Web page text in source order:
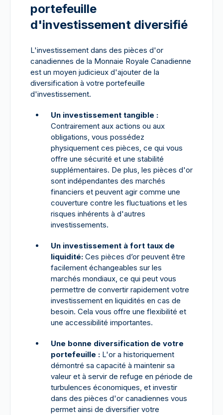
portefeuille
d'investissement diversifié
L'investissement dans des pièces d'or
canadiennes de la Monnaie Royale Canadienne
est un moyen judicieux d'ajouter de la
diversification à votre portefeuille
d'investissement.
Un investissement tangible :
Contrairement aux actions ou aux
obligations, vous possédez
physiquement ces pièces, ce qui vous
offre une sécurité et une stabilité
supplémentaires. De plus, les pièces d'or
sont indépendantes des marchés
financiers et peuvent agir comme une
couverture contre les fluctuations et les
risques inhérents à d'autres
investissements.
Un investissement à fort taux de
liquidité: Ces pièces d’or peuvent être
facilement échangeables sur les
marchés mondiaux, ce qui peut vous
permettre de convertir rapidement votre
investissement en liquidités en cas de
besoin. Cela vous offre une flexibilité et
une accessibilité importantes.
Une bonne diversification de votre
portefeuille : L'or a historiquement
démontré sa capacité à maintenir sa
valeur et à servir de refuge en période de
turbulences économiques, et investir
dans des pièces d'or canadiennes vous
permet ainsi de diversifier votre